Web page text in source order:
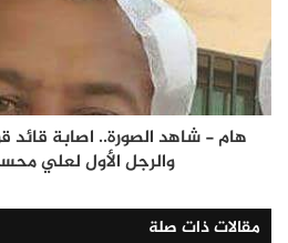
هام - شاهد الصورة.. اصابة قائد
والرجل الأول لعلي
مقالات ذات صلة